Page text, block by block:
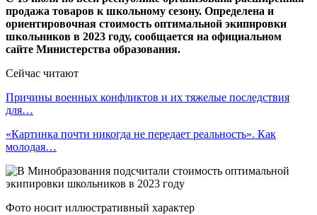
продажа товаров к школьному сезону. Определена и
ориентировочная стоимость оптимальной экипировки
школьников в 2023 году, сообщается на официальном
сайте Министерства образования.
Сейчас читают
Причины военных конфликтов и их тяжелые последствия
для…
«Картинка почти никогда не передает реальность». Как
молодая…
Фото носит иллюстративный характер